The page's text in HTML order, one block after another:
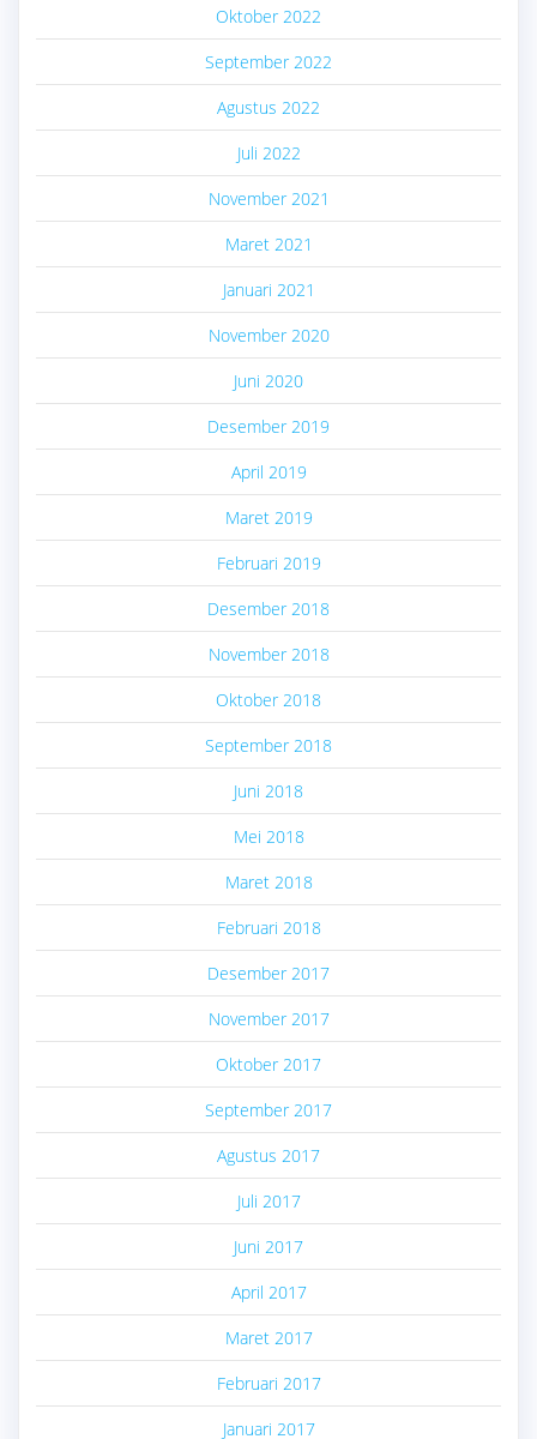
Oktober 2022
September 2022
Agustus 2022
Juli 2022
November 2021
Maret 2021
Januari 2021
November 2020
Juni 2020
Desember 2019
April 2019
Maret 2019
Februari 2019
Desember 2018
November 2018
Oktober 2018
September 2018
Juni 2018
Mei 2018
Maret 2018
Februari 2018
Desember 2017
November 2017
Oktober 2017
September 2017
Agustus 2017
Juli 2017
Juni 2017
April 2017
Maret 2017
Februari 2017
Januari 2017